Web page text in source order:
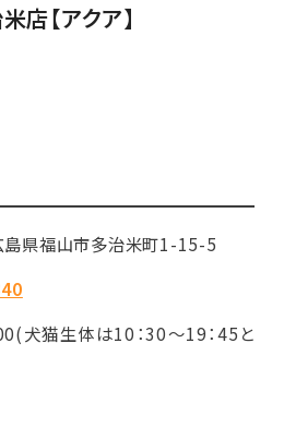
店【アクア】
県福山市多治米町1-15-5
犬猫生体は10：30～19：45と